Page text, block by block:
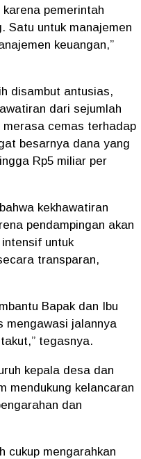
pemerintah
Satu untuk manajemen
keuangan,”
disambut antusias,
dari sejumlah
cemas terhadap
besarnya dana yang
Rp5 miliar per
kekhawatiran
pendampingan akan
untuk
transparan,
Bapak dan Ibu
mengawasi jalannya
tegasnya.
kepala desa dan
mendukung kelancaran
dan
cukup mengarahkan